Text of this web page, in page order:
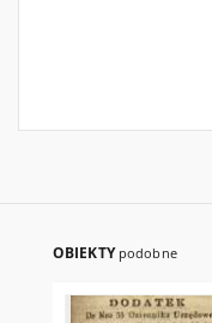
OBIEKTY podobne